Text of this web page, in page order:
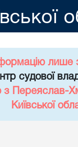
лише
судової
Переяслав-
Київської